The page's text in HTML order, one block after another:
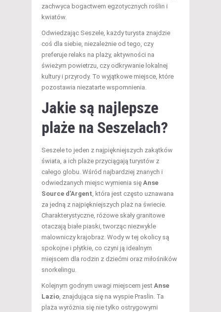
zachwyca bogactwem egzotycznych roślin i
kwiatów.
Odwiedzając Seszele, każdy turysta znajdzie
coś dla siebie, niezależnie od tego, czy
preferuje relaks na plaży, aktywności na
świeżym powietrzu, czy odkrywanie lokalnej
kultury i przyrody. To wyjątkowe miejsce, które
pozostawia niezatarte wspomnienia.
Jakie są najlepsze
plaże na Seszelach?
Seszele to jeden z najpiękniejszych zakątków
świata, a ich plaże przyciągają turystów z
całego globu. Wśród najbardziej znanych i
odwiedzanych miejsc wymienia się Anse
Source d’Argent, która jest często uznawana
za jedną z najpiękniejszych plaż na świecie.
Charakterystyczne, różowe skały granitowe
otaczają białe piaski, tworząc niezwykle
malowniczy krajobraz. Wody w tej okolicy są
spokojne i płytkie, co czyni ją idealnym
miejscem dla rodzin z dziećmi oraz miłośników
snorkelingu.
Kolejnym godnym uwagi miejscem jest Anse
Lazio, znajdująca się na wyspie Praslin. Ta
plaża wyróżnia się nie tylko ostrygowymi